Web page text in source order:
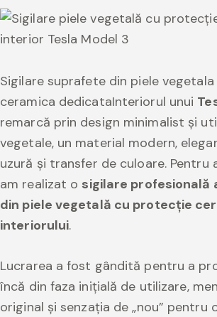
Sigilare suprafete din piele
ceramica dedicataInteriorul unui
remarcă prin design minimalist și
vegetale, un material modern,
uzură și transfer de culoare. Pentru
am realizat o sigilare profesională
din piele vegetală cu protecție
interiorului.
Lucrarea a fost gândită pentru a
încă din faza inițială de utilizare,
original și senzația de „nou” pentru